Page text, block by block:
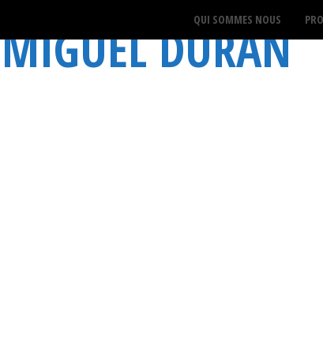
QUI SOMMES NOUS
MIGUEL DURÁN